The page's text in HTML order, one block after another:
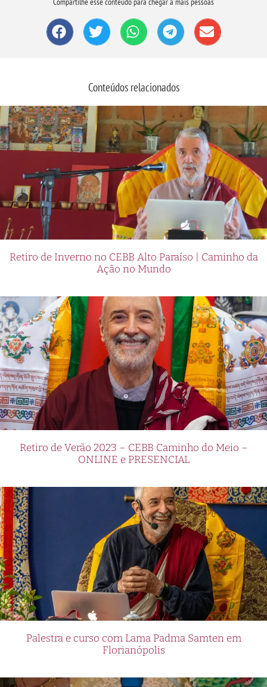
Conteúdos relacionados
Retiro de Inverno no CEBB Alto Paraíso | Caminho da
Ação no Mundo
Retiro de Verão 2023 – CEBB Caminho do Meio –
ONLINE e PRESENCIAL
Palestra e curso com Lama Padma Samten em
Florianópolis